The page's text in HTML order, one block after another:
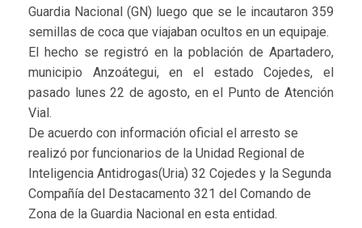
Guardia Nacional (GN) luego que se le incautaron 359
semillas de coca que viajaban ocultos en un equipaje.
El hecho se registró en la población de Apartadero,
municipio Anzoátegui, en el estado Cojedes, el
pasado lunes 22 de agosto, en el Punto de Atención
Vial.
De acuerdo con información oficial el arresto se
realizó por funcionarios de la Unidad Regional de
Inteligencia Antidrogas(Uria) 32 Cojedes y la Segunda
Compañía del Destacamento 321 del Comando de
Zona de la Guardia Nacional en esta entidad.